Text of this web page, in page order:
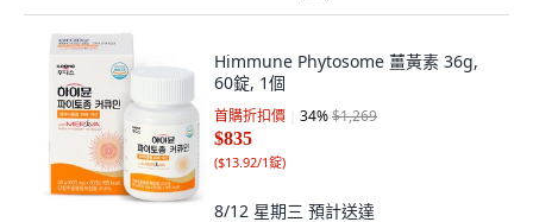
Himmune Phytosome 薑黃素 36g,
60錠, 1個
首購折扣價 34%$1,269
$835
($13.92/1錠)
8/12 星期三 預計送達